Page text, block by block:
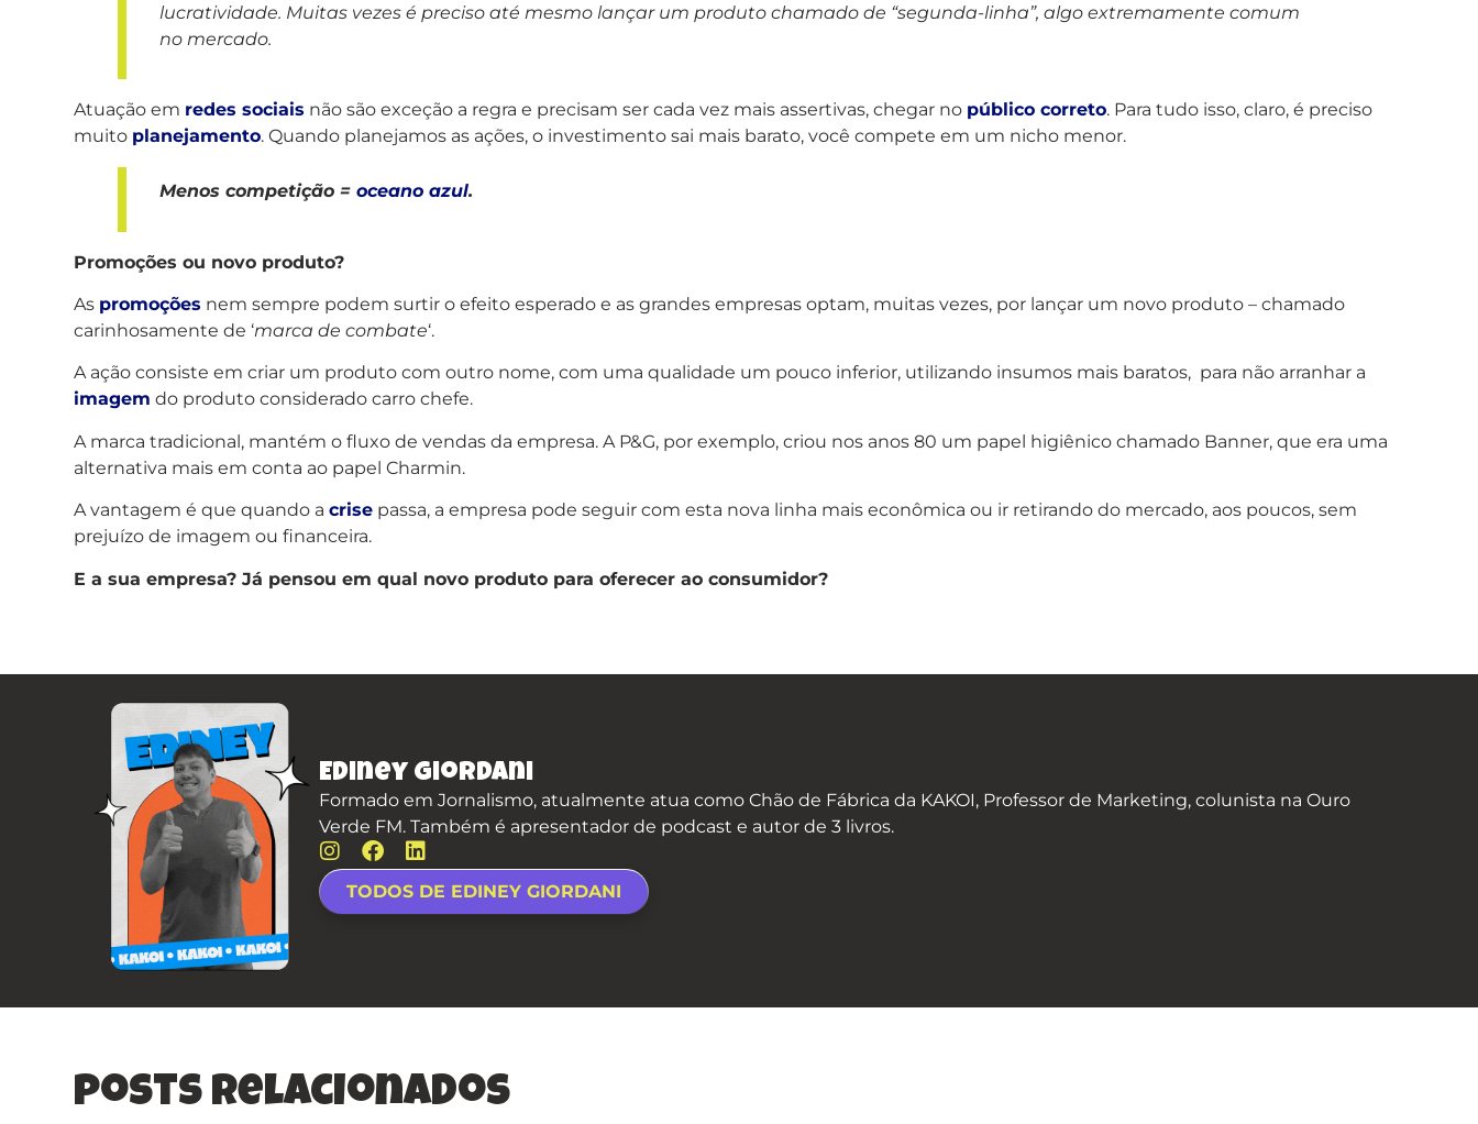
lucratividade. Muitas vezes é preciso até mesmo lançar um produto chamado de “segunda-linha”, algo extremamente comum
no mercado.
Atuação em redes sociais não são exceção a regra e precisam ser cada vez mais assertivas, chegar no público correto. Para tudo isso, claro, é preciso
muito planejamento. Quando planejamos as ações, o investimento sai mais barato, você compete em um nicho menor.
Menos competição =oceano azul.
Promoções ou novo produto?
As promoções nem sempre podem surtir o efeito esperado e as grandes empresas optam, muitas vezes, por lançar um novo produto – chamado
carinhosamente de ‘marca de combate‘.
A ação consiste em criar um produto com outro nome, com uma qualidade um pouco inferior, utilizando insumos mais baratos, para não arranhar a
imagem do produto considerado carro chefe.
A marca tradicional, mantém o fluxo de vendas da empresa. A P&G, por exemplo, criou nos anos 80 um papel higiênico chamado Banner, que era uma
alternativa mais em conta ao papel Charmin.
A vantagem é que quando acrise passa, a empresa pode seguir com esta nova linha mais econômica ou ir retirando do mercado, aos poucos, sem
prejuízo de imagem ou financeira.
E a sua empresa? Já pensou em qual novo produto para oferecer ao consumidor?
Ediney Giordani
Formado em Jornalismo, atualmente atua como Chão de Fábrica da KAKOI, Professor de Marketing, colunista na Ouro
Verde FM. Também é apresentador de podcast e autor de 3 livros.
TODOS DE EDINEY GIORDANI
posts relacionados